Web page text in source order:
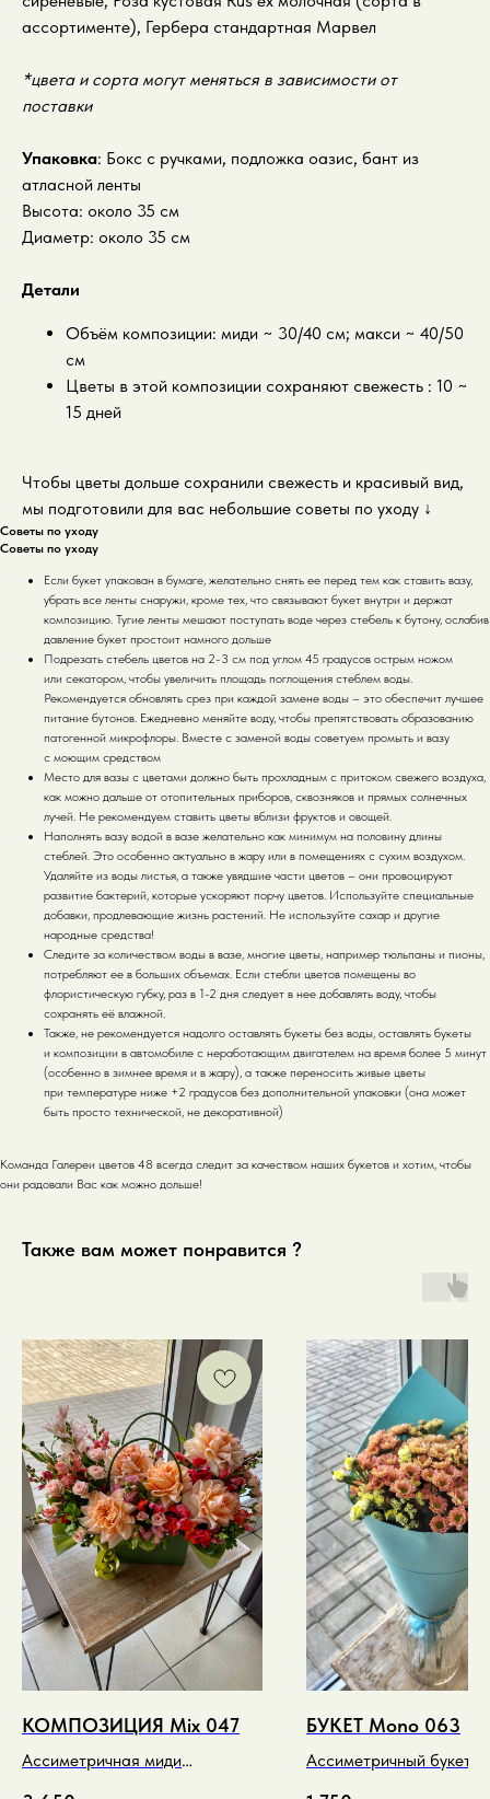
ассортименте), Гербера стандартная Марвел
*цвета и сорта могут меняться в зависимости от
поставки
Упаковка: Бокс с ручками, подложка оазис, бант из
атласной ленты
Высота: около 35 см
Диаметр: около 35 см
Детали
Объём композиции: миди ~ 30/40 см; макси ~ 40/50
см
Цветы в этой композиции сохраняют свежесть : 10 ~
15 дней
Чтобы цветы дольше сохранили свежесть и красивый вид,
мы подготовили для вас небольшие советы по уходу ↓
Советы по уходу
Советы по уходу
Если букет упакован в бумаге, желательно снять ее перед тем как ставить вазу,
убрать все ленты снаружи, кроме тех, что связывают букет внутри и держат
композицию. Тугие ленты мешают поступать воде через стебель к бутону, ослабив
давление букет простоит намного дольше
Подрезать стебель цветов на 2-3 см под углом 45 градусов острым ножом
или секатором, чтобы увеличить площадь поглощения стеблем воды.
Рекомендуется обновлять срез при каждой замене воды – это обеспечит лучшее
питание бутонов. Ежедневно меняйте воду, чтобы препятствовать образованию
патогенной микрофлоры. Вместе с заменой воды советуем промыть и вазу
с моющим средством
Место для вазы с цветами должно быть прохладным с притоком свежего воздуха,
как можно дальше от отопительных приборов, сквозняков и прямых солнечных
лучей. Не рекомендуем ставить цветы вблизи фруктов и овощей.
Наполнять вазу водой в вазе желательно как минимум на половину длины
стеблей. Это особенно актуально в жару или в помещениях с сухим воздухом.
Удаляйте из воды листья, а также увядшие части цветов – они провоцируют
развитие бактерий, которые ускоряют порчу цветов. Используйте специальные
добавки, продлевающие жизнь растений. Не используйте сахар и другие
народные средства!
Следите за количеством воды в вазе, многие цветы, например тюльпаны и пионы,
потребляют ее в больших объемах. Если стебли цветов помещены во
флористическую губку, раз в 1-2 дня следует в нее добавлять воду, чтобы
сохранять её влажной.
Также, не рекомендуется надолго оставлять букеты без воды, оставлять букеты
и композиции в автомобиле с неработающим двигателем на время более 5 минут
(особенно в зимнее время и в жару), а также переносить живые цветы
при температуре ниже +2 градусов без дополнительной упаковки (она может
быть просто технической, не декоративной)
Команда Галереи цветов 48 всегда следит за качеством наших букетов и хотим, чтобы
они радовали Вас как можно дольше!
Также вам может понравится ?
КОМПОЗИЦИЯ Mix 047
Ассиметричная миди
БУКЕТ Mono 063
Ассиметричный букет-